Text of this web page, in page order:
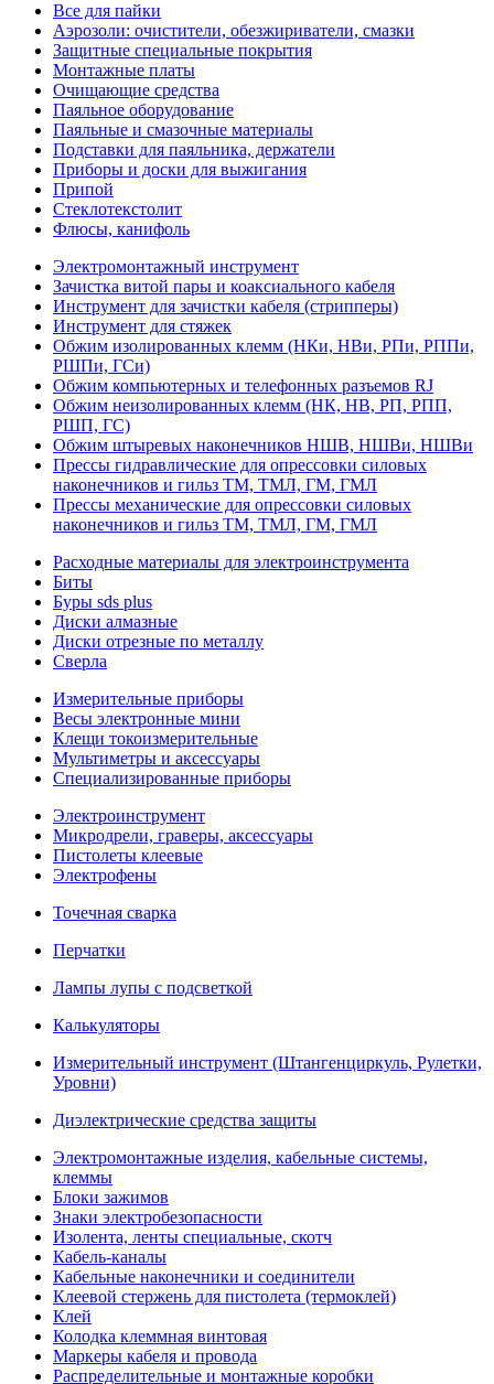
Все для пайки
Аэрозоли: очистители, обезжириватели, смазки
Защитные специальные покрытия
Монтажные платы
Очищающие средства
Паяльное оборудование
Паяльные и смазочные материалы
Подставки для паяльника, держатели
Приборы и доски для выжигания
Припой
Стеклотекстолит
Флюсы, канифоль
Электромонтажный инструмент
Зачистка витой пары и коаксиального кабеля
Инструмент для зачистки кабеля (стрипперы)
Инструмент для стяжек
Обжим изолированных клемм (НКи, НВи, РПи, РППи,
РШПи, ГСи)
Обжим компьютерных и телефонных разъемов RJ
Обжим неизолированных клемм (НК, НВ, РП, РПП,
РШП, ГС)
Обжим штыревых наконечников НШВ, НШВи, НШВи
Прессы гидравлические для опрессовки силовых
наконечников и гильз ТМ, ТМЛ, ГМ, ГМЛ
Прессы механические для опрессовки силовых
наконечников и гильз ТМ, ТМЛ, ГМ, ГМЛ
Расходные материалы для электроинструмента
Биты
Буры sds plus
Диски алмазные
Диски отрезные по металлу
Сверла
Измерительные приборы
Весы электронные мини
Клещи токоизмерительные
Мультиметры и аксессуары
Специализированные приборы
Электроинструмент
Микродрели, граверы, аксессуары
Пистолеты клеевые
Электрофены
Точечная сварка
Перчатки
Лампы лупы с подсветкой
Калькуляторы
Измерительный инструмент (Штангенциркуль, Рулетки,
Уровни)
Диэлектрические средства защиты
Электромонтажные изделия, кабельные системы,
клеммы
Блоки зажимов
Знаки электробезопасности
Изолента, ленты специальные, скотч
Кабель-каналы
Кабельные наконечники и соединители
Клеевой стержень для пистолета (термоклей)
Клей
Колодка клеммная винтовая
Маркеры кабеля и провода
Распределительные и монтажные коробки